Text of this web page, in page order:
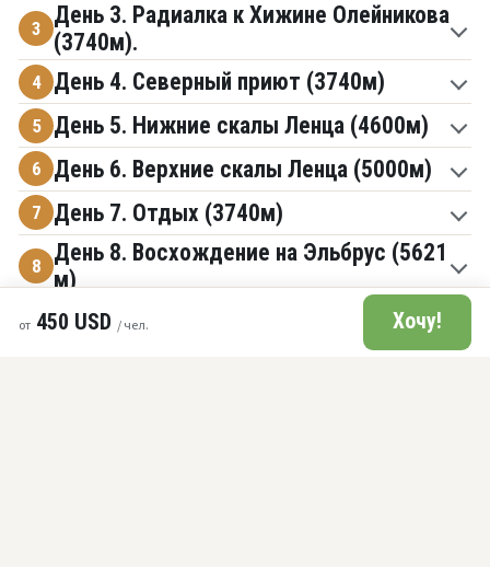
3
День 3. Радиалка к Хижине Олейникова
(3740м).
4 День 4. Северный приют (3740м)
5 День 5. Нижние скалы Ленца (4600м)
6 День 6. Верхние скалы Ленца (5000м)
7 День 7. Отдых (3740м)
8
День 8. Восхождение на Эльбрус (5621
м)
9 День 9. Запасной.
День 10. Спуск, горячие источники
от 450 USD / чел. Хочу!